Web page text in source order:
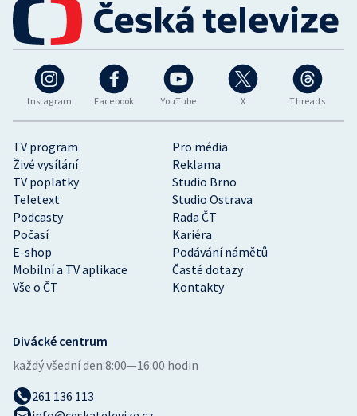
Instagram Facebook YouTube X Threads
TV program
Pro média
Živé vysílání
Reklama
TV poplatky
Studio Brno
Teletext
Studio Ostrava
Podcasty
Rada ČT
Počasí
Kariéra
E-shop
Podávání námětů
Mobilní a TV aplikace
Časté dotazy
Vše o ČT
Kontakty
Divácké centrum
každý všední den:8:00—16:00 hodin
261 136 113